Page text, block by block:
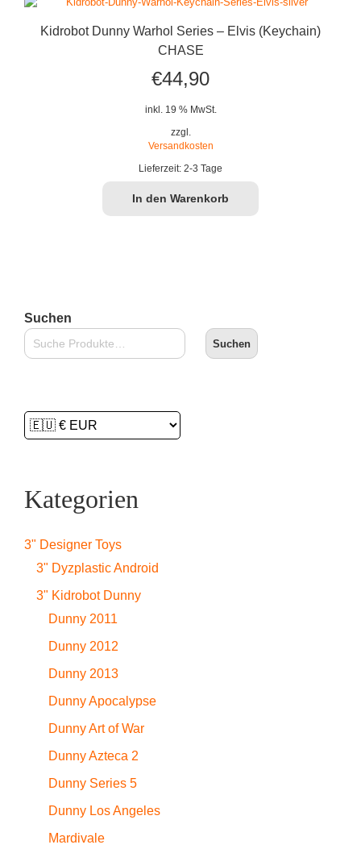
Kidrobot Dunny Warhol Series – Elvis (Keychain)
CHASE
€44,90
inkl. 19 % MwSt.
zzgl.
Versandkosten
Lieferzeit: 2-3 Tage
In den Warenkorb
Suchen
Suchen
Kategorien
3" Designer Toys
3" Dyzplastic Android
3" Kidrobot Dunny
Dunny 2011
Dunny 2012
Dunny 2013
Dunny Apocalypse
Dunny Art of War
Dunny Azteca 2
Dunny Series 5
Dunny Los Angeles
Mardivale